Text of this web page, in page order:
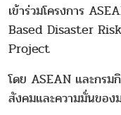
เข้าร่วมโครงการ
Based Disaster
Project
โดย ASEAN และกรม
สังคมและความมั่นขอ